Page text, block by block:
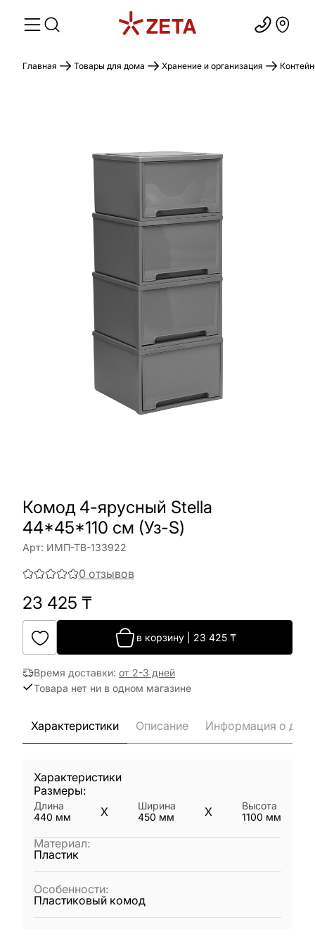
Главная Товары для дома Хранение и организация
Комод 4-ярусный Stella
44*45*110 см (Уз-S)
Арт: ИМП-ТВ-133922
0 отзывов
23 425 ₸
в корзину| 23 425₸
Время доставки: от 2-3 дней
Товара нет ни в одном магазине
Характеристики Описание Информация о
Характеристики
Размеры:
Длина
440 мм X
Ширина
450 мм X
Высота
1100 мм
Материал:
Пластик
Особенности:
Пластиковый комод